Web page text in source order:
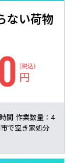
ない荷物
(税込)
円
間 作業数量： 4
で空き家処分